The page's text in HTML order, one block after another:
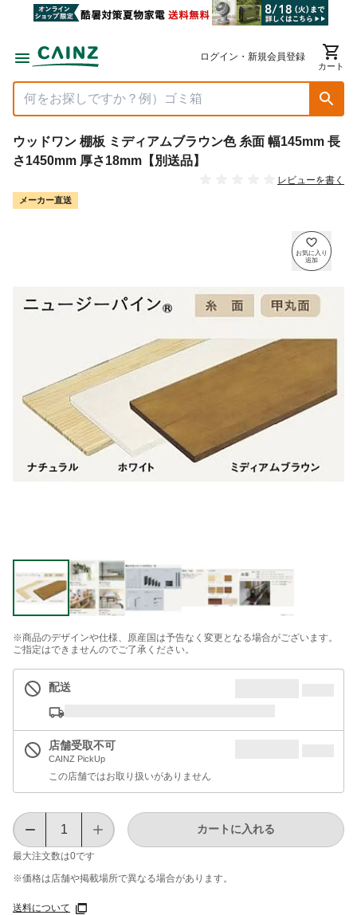
ログイン・新規会員登録
カート
ウッドワン 棚板 ミディアムブラウン色 糸面 幅145mm 長
さ1450mm 厚さ18mm【別送品】
レビューを書く
メーカー直送
※商品のデザインや仕様、原産国は予告なく変更となる場合がございます。
ご指定はできませんのでご了承ください。
配送
店舗受取不可
CAINZ PickUp
この店舗ではお取り扱いがありません
最大注文数は0です
カートに入れる
※価格は​店舗や​掲載場所で​異なる​場合が​あります。
送料について